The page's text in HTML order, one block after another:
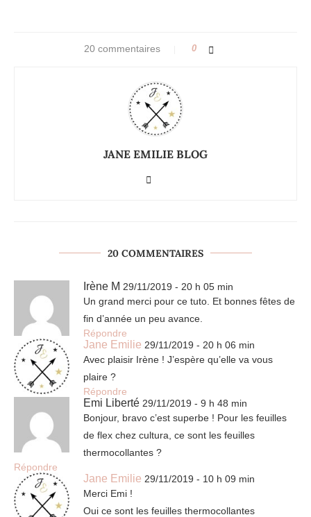
20 commentaires 0
JANE EMILIE BLOG
20 COMMENTAIRES
Irène M 29/11/2019 - 20 h 05 min
Un grand merci pour ce tuto. Et bonnes fêtes de
fin d’année un peu avance.
Répondre
Jane Emilie 29/11/2019 - 20 h 06 min
Avec plaisir Irène ! J’espère qu’elle va vous
plaire ?
Répondre
Emi Liberté 29/11/2019 - 9 h 48 min
Bonjour, bravo c’est superbe ! Pour les feuilles
de flex chez cultura, ce sont les feuilles
thermocollantes ?
Répondre
Jane Emilie 29/11/2019 - 10 h 09 min
Merci Emi !
Oui ce sont les feuilles thermocollantes